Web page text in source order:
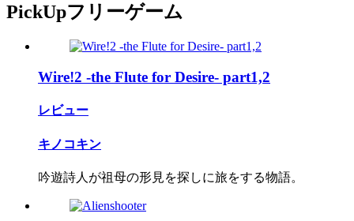
PickUpフリーゲーム
Wire!2 -the Flute for Desire- part1,2
レビュー
キノコキン
吟遊詩人が祖母の形見を探しに旅をする物語。